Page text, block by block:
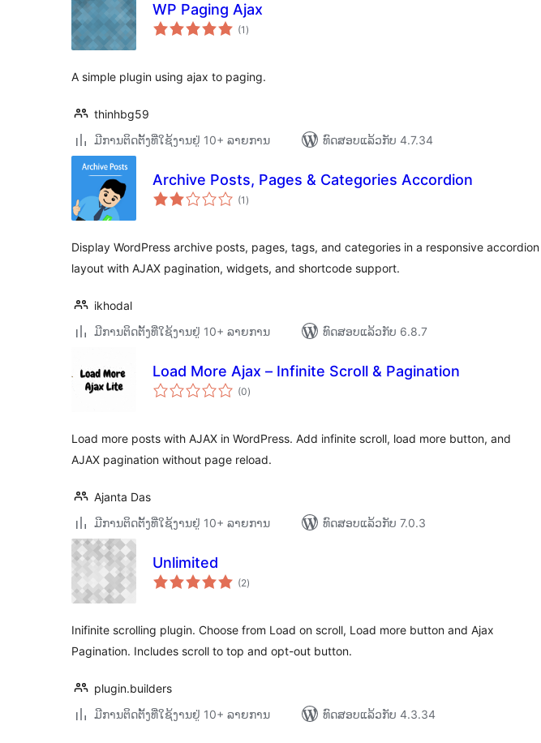
WP Paging Ajax
(1 ຄະແນນ
ທັງໝົດ
)
A simple plugin using ajax to paging.
thinhbg59
ມີການຕິດຕັ້ງທີ່ໃຊ້ງານຢູ່ 10+ ລາຍການ
ທົດສອບແລ້ວກັບ 4.7.34
Archive Posts, Pages & Categories Accordion
(1 ຄະແນນ
ທັງໝົດ
)
Display WordPress archive posts, pages, tags, and categories in a responsive accordion
layout with AJAX pagination, widgets, and shortcode support.
ikhodal
ມີການຕິດຕັ້ງທີ່ໃຊ້ງານຢູ່ 10+ ລາຍການ
ທົດສອບແລ້ວກັບ 6.8.7
Load More Ajax – Infinite Scroll & Pagination
(0ຄະແນນ
ທັງໝົດ
)
Load more posts with AJAX in WordPress. Add infinite scroll, load more button, and
AJAX pagination without page reload.
Ajanta Das
ມີການຕິດຕັ້ງທີ່ໃຊ້ງານຢູ່ 10+ ລາຍການ
ທົດສອບແລ້ວກັບ 7.0.3
Unlimited
(2ຄະແນນ
ທັງໝົດ
)
Inifinite scrolling plugin. Choose from Load on scroll, Load more button and Ajax
Pagination. Includes scroll to top and opt-out button.
plugin.builders
ມີການຕິດຕັ້ງທີ່ໃຊ້ງານຢູ່ 10+ ລາຍການ
ທົດສອບແລ້ວກັບ 4.3.34